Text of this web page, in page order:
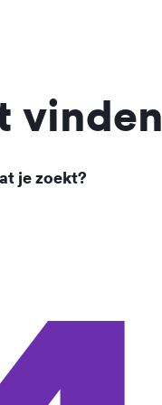
vinden
je zoekt?